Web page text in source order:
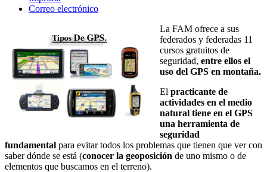
Correo electrónico
La FAM ofrece a sus
federados y federadas 11
cursos gratuitos de
seguridad, entre ellos el
uso del GPS en montaña.
El practicante de
actividades en el medio
natural tiene en el GPS
una herramienta de
seguridad
fundamental para evitar todos los problemas que tienen que ver con
saber dónde se está (conocer la geoposición de uno mismo o de
elementos que buscamos en el terreno).